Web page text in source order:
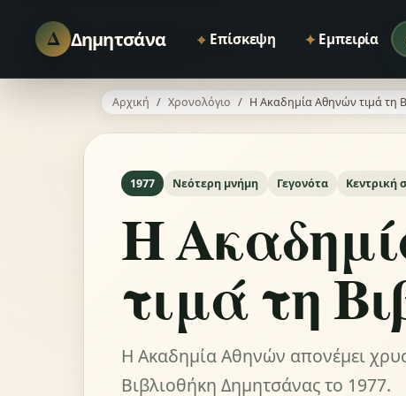
Δ Δημητσάνα ⌖ Επίσκεψη ✦ Εμπειρία
Αρχική Χρονολόγιο Η Ακαδημία Αθηνών τιμά τη
1977 Νεότερη μνήμη Γεγονότα Κεντρική
Η
τιμά τη
Η Ακαδημία Αθηνών απονέμει
Βιβλιοθήκη Δημητσάνας το 1977.